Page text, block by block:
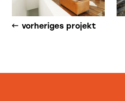
vorheriges projekt